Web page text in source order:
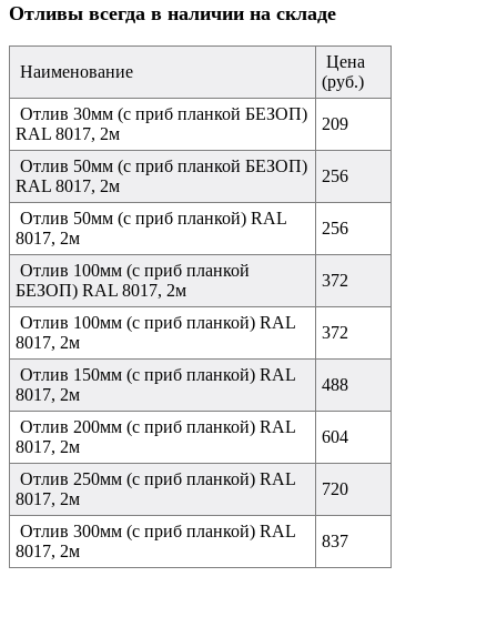
Отливы всегда в наличии на складе
Наименование
Цена
(руб.)
Отлив 30мм (с приб планкой БЕЗОП)
RAL 8017, 2м
209
Отлив 50мм (с приб планкой БЕЗОП)
RAL 8017, 2м
256
Отлив 50мм (с приб планкой) RAL
8017, 2м
256
Отлив 100мм (с приб планкой
БЕЗОП) RAL 8017, 2м
372
Отлив 100мм (с приб планкой) RAL
8017, 2м
372
Отлив 150мм (с приб планкой) RAL
8017, 2м
488
Отлив 200мм (с приб планкой) RAL
8017, 2м
604
Отлив 250мм (с приб планкой) RAL
8017, 2м
720
Отлив 300мм (с приб планкой) RAL
8017, 2м
837